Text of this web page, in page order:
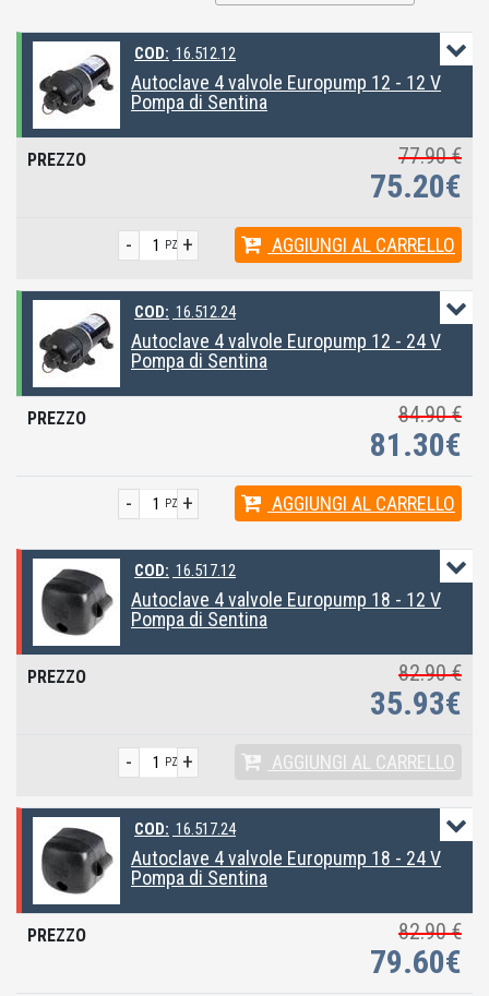
COD: 16.512.12
Autoclave 4 valvole Europump 12 - 12 V
Pompa di Sentina
77.90 €
75.20€
+
- PZ AGGIUNGI AL CARRELLO
COD: 16.512.24
Autoclave 4 valvole Europump 12 - 24 V
Pompa di Sentina
84.90 €
81.30€
+
- PZ AGGIUNGI AL CARRELLO
COD: 16.517.12
Autoclave 4 valvole Europump 18 - 12 V
Pompa di Sentina
82.90 €
35.93€
+
- PZ AGGIUNGI AL CARRELLO
COD: 16.517.24
Autoclave 4 valvole Europump 18 - 24 V
Pompa di Sentina
82.90 €
79.60€